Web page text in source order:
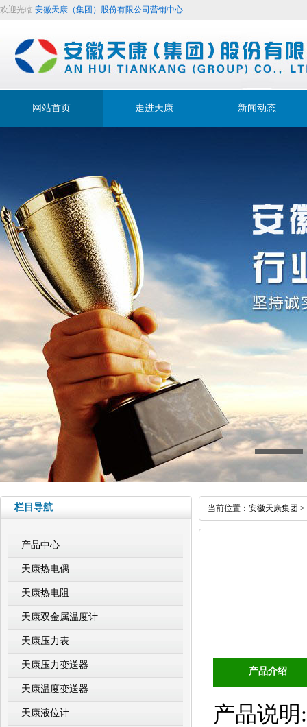
欢迎光临 安徽天康（集团）股份有限公司营销中心
网站首页 走进天康 新闻动态
栏目导航
产品中心
天康热电偶
天康热电阻
天康双金属温度计
天康压力表
天康压力变送器
天康温度变送器
天康液位计
当前位置： 安徽天康集团 >
产品介绍
产品说明: